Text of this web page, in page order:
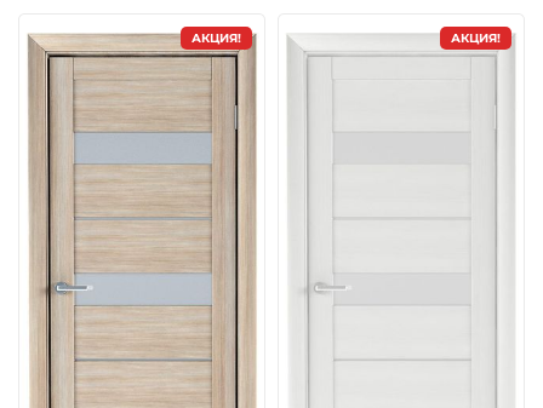
АКЦИЯ! АКЦИЯ!